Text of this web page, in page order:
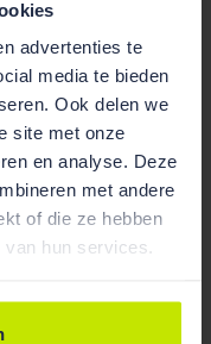
advertenties te
media te bieden
Ook delen we
site met onze
en analyse. Deze
met andere
of die ze hebben
hun services.
kopers van
te nemen,
dan het geval is
Neem dan vooral